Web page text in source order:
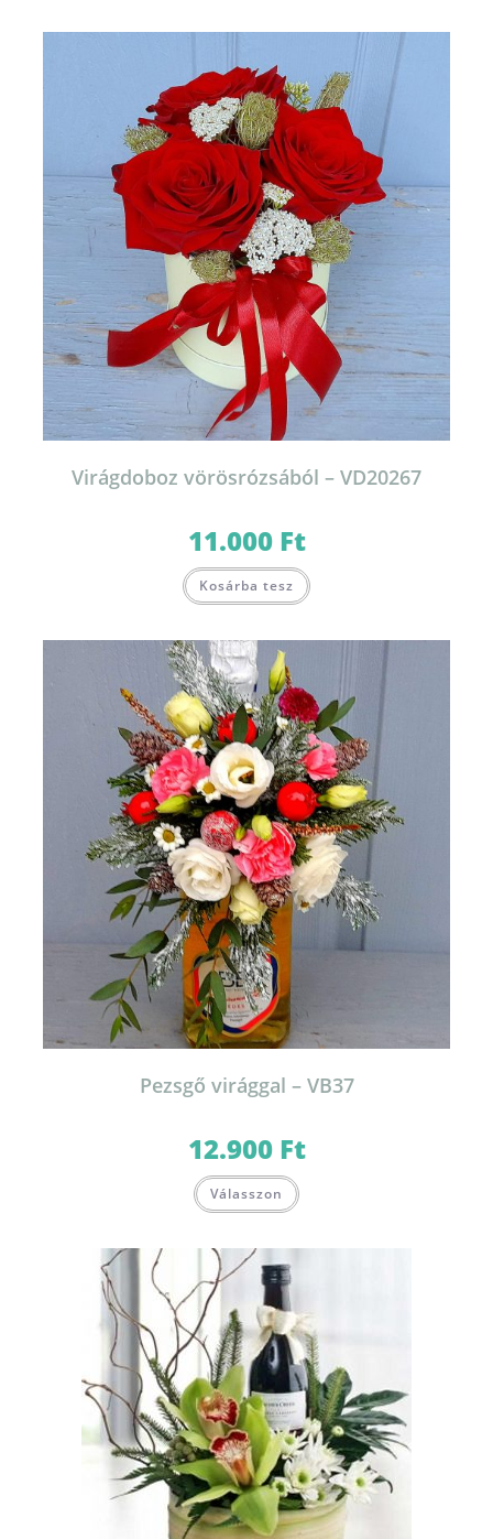
Virágdoboz vörösrózsából – VD20267
11.000 Ft
Kosárba tesz
Pezsgő virággal – VB37
12.900 Ft
Válasszon